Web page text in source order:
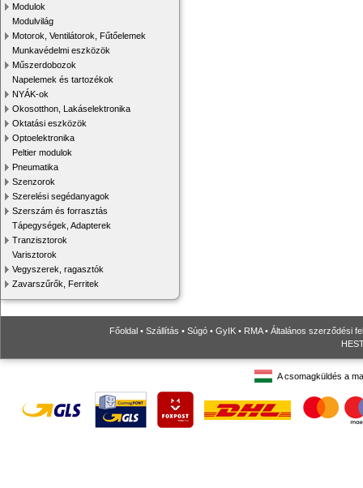
Modulok
Modulvilág
Motorok, Ventilátorok, Fűtőelemek
Munkavédelmi eszközök
Műszerdobozok
Napelemek és tartozékok
NYÁK-ok
Okosotthon, Lakáselektronika
Oktatási eszközök
Optoelektronika
Peltier modulok
Pneumatika
Szenzorok
Szerelési segédanyagok
Szerszám és forrasztás
Tápegységek, Adapterek
Tranzisztorok
Varisztorok
Vegyszerek, ragasztók
Zavarszűrők, Ferritek
Főoldal • Szállítás • Súgó • GyIK • RMA• Általános szerződési
A csomagküldés a